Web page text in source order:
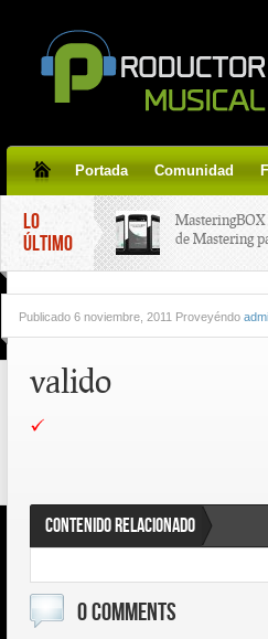
Portada Comunidad
LO
ÚLTIMO
de Mastering
line gratis!
Publicado 6 noviembre, 2011 Proveyéndo
valido
CONTENIDO RELACIONADO
0 COMMENTS